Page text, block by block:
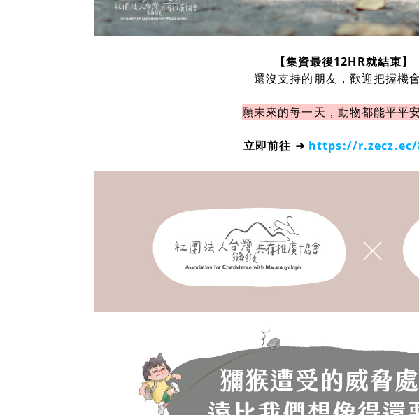
【集資最後12HR就結束】
還沒支持的朋友，歡迎把握機
願未來的每一天，動物都能平平安
立即前往 ➜ https://r.zecz.ec/